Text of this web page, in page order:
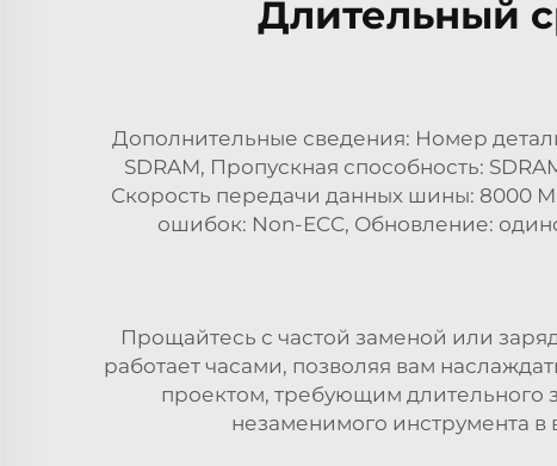
Длительный
Дополнительные сведения: Номер
SDRAM, Пропускная способность:
Скорость передачи данных шины: 8000
ошибок: Non-ECC, Обновление:
Прощайтесь с частой заменой или
работает часами, позволяя вам
проектом, требующим длительного
незаменимого инструмента